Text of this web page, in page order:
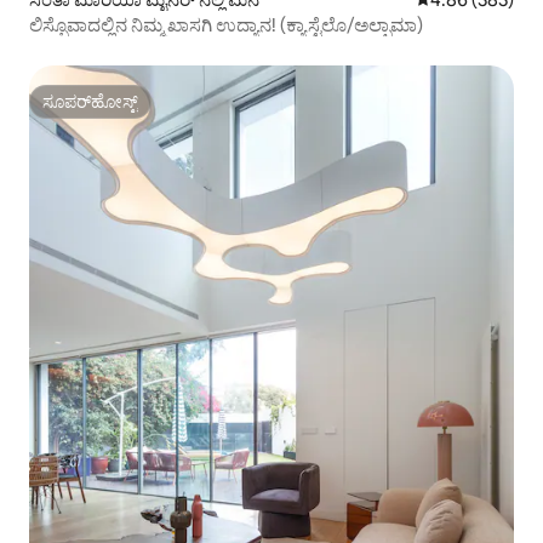
ಲಿಸ್ಬೊವಾದಲ್ಲಿನ ನಿಮ್ಮ ಖಾಸಗಿ ಉದ್ಯಾನ! (ಕ್ಯಾಸ್ಟೆಲೊ/ಅಲ್ಫಾಮಾ)
ಸೂಪರ್‌ಹೋಸ್ಟ್
ಸೂಪರ್‌ಹೋಸ್ಟ್